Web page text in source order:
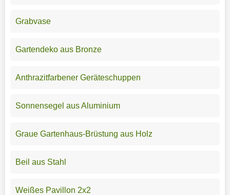
Grabvase
Gartendeko aus Bronze
Anthrazitfarbener Geräteschuppen
Sonnensegel aus Aluminium
Graue Gartenhaus-Brüstung aus Holz
Beil aus Stahl
Weißes Pavillon 2x2